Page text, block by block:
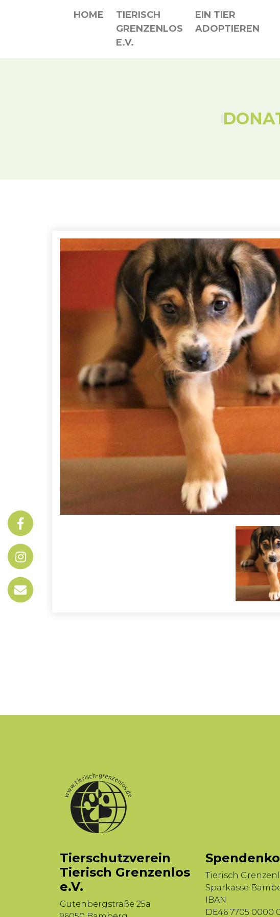
HOME
TIERISCH
GRENZENLOS
E.V.
EIN TIER
ADOPTIEREN
Tierschutzverein
Tierisch Grenzenlos
e.V.
Gutenbergstraße 25a
Tierisch
Sparkasse
IBAN
DE46 7705 0000